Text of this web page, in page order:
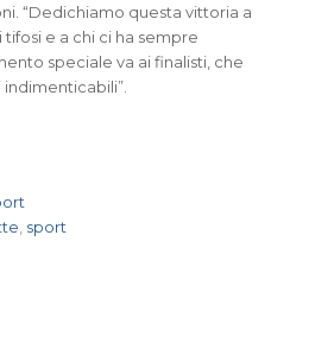
“Dedichiamo questa vittoria a
e a chi ci ha sempre
speciale va ai finalisti, che
sport